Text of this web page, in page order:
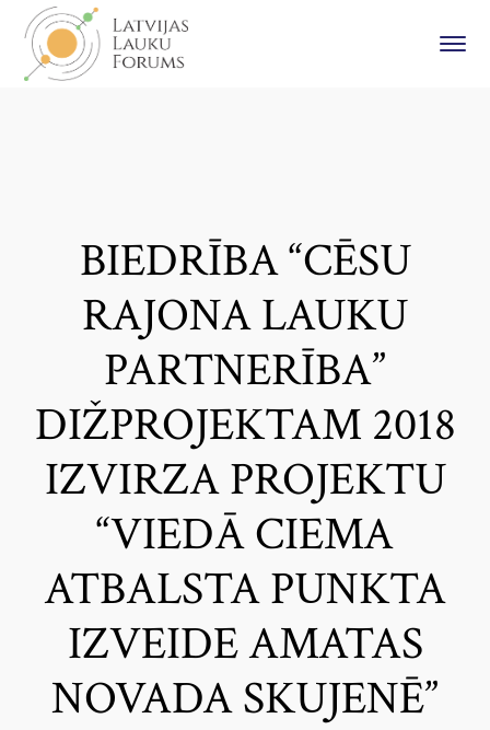
BIEDRĪBA “CĒSU
RAJONA LAUKU
PARTNERĪBA”
DIŽPROJEKTAM 2018
IZVIRZA PROJEKTU
“VIEDĀ CIEMA
ATBALSTA PUNKTA
IZVEIDE AMATAS
NOVADA SKUJENĒ”